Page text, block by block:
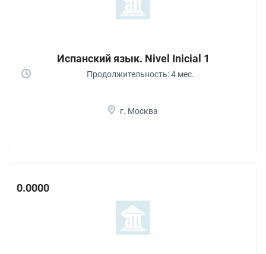
Испанский язык. Nivel Inicial 1
Продолжительность: 4 мес.
г. Москва
0.0000